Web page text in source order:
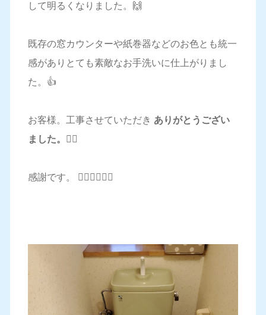
して明るくなりました。🙌
既存の窓カウンターや紙巻器などのお色とも統一
感がありとても素敵なお手洗いに仕上がりまし
た。👍
お客様。工事させていただき ありがとうござい
ました。
🙇‍♂️
感謝です。 🙇‍♂️🙇‍♂️🙇‍♂️